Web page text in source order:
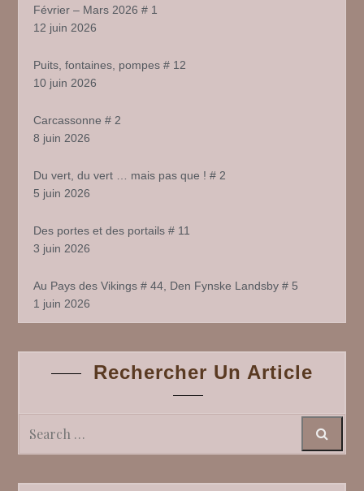
Février – Mars 2026 # 1
12 juin 2026
Puits, fontaines, pompes # 12
10 juin 2026
Carcassonne # 2
8 juin 2026
Du vert, du vert … mais pas que ! # 2
5 juin 2026
Des portes et des portails # 11
3 juin 2026
Au Pays des Vikings # 44, Den Fynske Landsby # 5
1 juin 2026
Rechercher Un Article